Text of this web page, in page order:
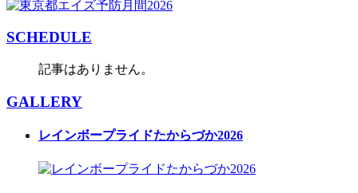
SCHEDULE
記事はありません。
GALLERY
レインボープライドたからづか2026